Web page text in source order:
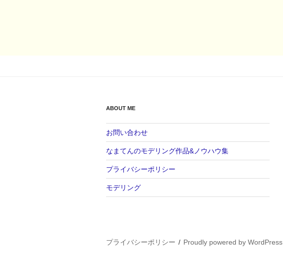
ABOUT ME
お問い合わせ
なまてんのモデリング作品&ノウハウ集
プライバシーポリシー
モデリング
プライバシーポリシー Proudly powered by WordPress